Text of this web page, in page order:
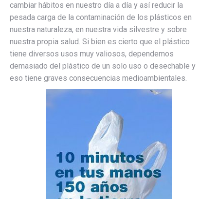
cambiar hábitos en nuestro día a día y así reducir la
pesada carga de la contaminación de los plásticos en
nuestra naturaleza, en nuestra vida silvestre y sobre
nuestra propia salud. Si bien es cierto que el plástico
tiene diversos usos muy valiosos, dependemos
demasiado del plástico de un solo uso o desechable y
eso tiene graves consecuencias medioambientales.